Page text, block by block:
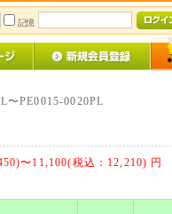
記憶
〜PE0015-0020PL
〜11,100(税込：12,210) 円